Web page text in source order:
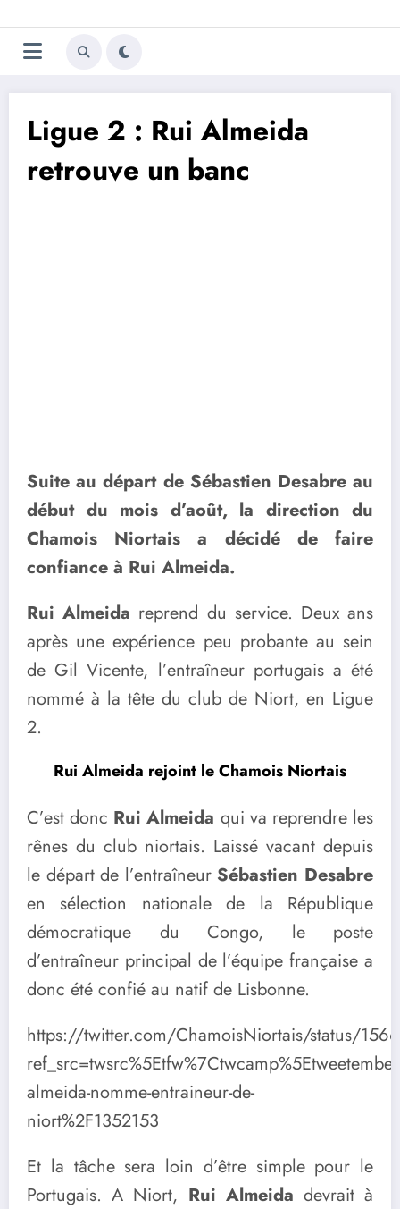
au
contenu
Trivela
L'actualité du football
Ligue 2 : Rui Almeida
retrouve un banc
Suite au départ de Sébastien Desabre au
début du mois d’août, la direction du
Chamois Niortais a décidé de faire
confiance à Rui Almeida.
Rui Almeida reprend du service. Deux ans
après une expérience peu probante au sein
de Gil Vicente, l’entraîneur portugais a été
nommé à la tête du club de Niort, en Ligue
2.
Rui Almeida rejoint le Chamois Niortais
C’est donc Rui Almeida qui va reprendre les
rênes du club niortais. Laissé vacant depuis
le départ de l’entraîneur Sébastien Desabre
en sélection nationale de la République
démocratique du Congo, le poste
d’entraîneur principal de l’équipe française a
donc été confié au natif de Lisbonne.
https://twitter.com/ChamoisNiortais/status/
almeida-nomme-entraineur-de-
niort%2F1352153
Et la tâche sera loin d’être simple pour le
Portugais. A Niort, Rui Almeida devrait à